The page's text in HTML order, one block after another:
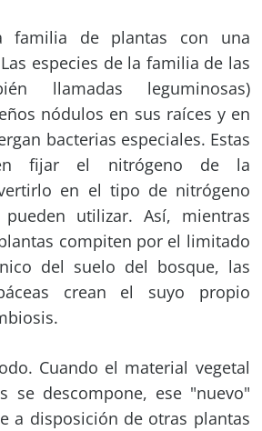
familia de plantas con una
especies de la familia de las
llamadas leguminosas)
nódulos en sus raíces y en
bacterias especiales. Estas
fijar el nitrógeno de la
en el tipo de nitrógeno
utilizar. Así, mientras
compiten por el limitado
del suelo del bosque, las
crean el suyo propio
Cuando el material vegetal
se descompone, ese "nuevo"
a disposición de otras plantas